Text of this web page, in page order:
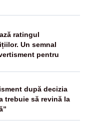
ratingul
Un semnal
pentru
după decizia
trebuie să revină la